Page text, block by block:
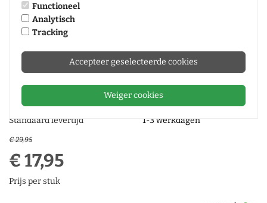
Yonex Sleeveless T-Shirt 12081EX
Cobalt Blue
Review toevoegen
Standaard levertijd 1-3 werkdagen
€ 29,95
€ 17,95
Prijs per stuk
Functioneel
Analytisch
Tracking
Accepteer geselecteerde cookies
Weiger cookies